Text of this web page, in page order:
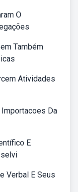
O
Também
Atividades
Da
E
Verbal E Seus